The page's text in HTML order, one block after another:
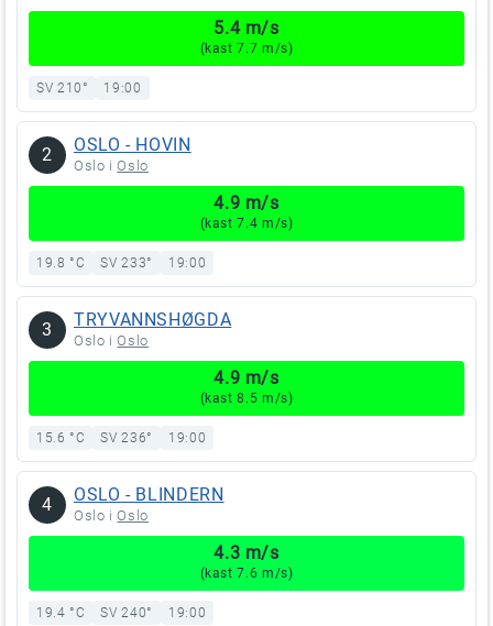
5.4 m/s
(kast 7.7 m/s)
SV 210° 19:00
2 OSLO - HOVIN
Oslo iOslo
4.9 m/s
(kast 7.4 m/s)
19.8 °C SV 233° 19:00
3 TRYVANNSHØGDA
Oslo iOslo
4.9 m/s
(kast 8.5 m/s)
15.6 °C SV 236° 19:00
4 OSLO - BLINDERN
Oslo iOslo
4.3 m/s
(kast 7.6 m/s)
19.4 °C SV 240° 19:00